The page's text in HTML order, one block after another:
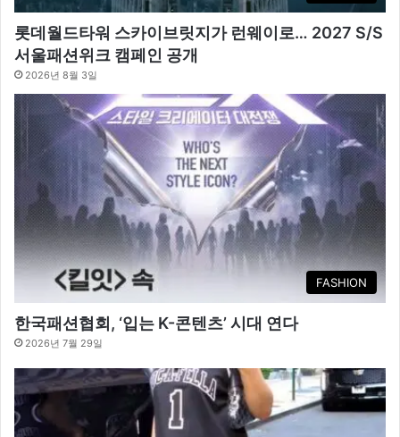
롯데월드타워 스카이브릿지가 런웨이로… 2027 S/S
서울패션위크 캠페인 공개
2026년 8월 3일
FASHION
한국패션협회, ‘입는 K-콘텐츠’ 시대 연다
2026년 7월 29일